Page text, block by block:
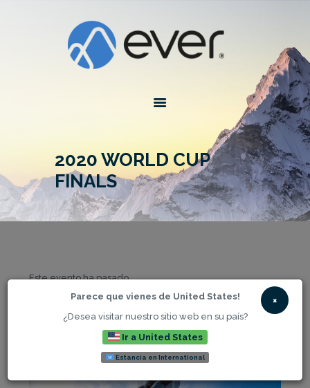
2020 WORLD CUP
FINALS
EVER INSURANCE
Global Assurance Forever
ACERCA DE EVER
CONTACTO
HERRAMIENTAS
ESPAÑOL
Este evento ha pasado.
Parece que vienes de United States!
¿Desea visitar nuestro sitio web en su país?
Ir a United States
Estancia en International
×